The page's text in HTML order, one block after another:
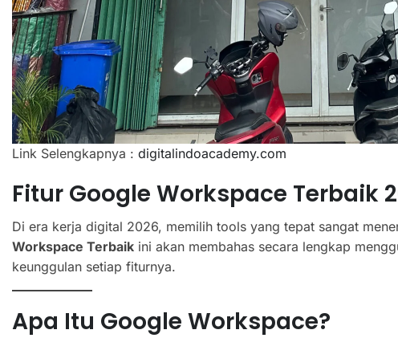
Link Selengkapnya : digitalindoacademy.com
Fitur Google Workspace Terbaik
Di era kerja digital 2026, memilih tools yang tepat sangat
Workspace Terbaik ini akan membahas secara lengkap
keunggulan setiap fiturnya.
Apa Itu Google Workspace?